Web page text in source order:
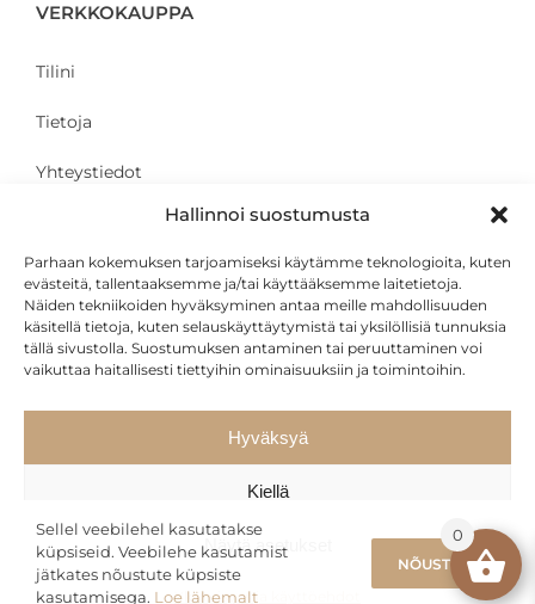
Hallinnoi suostumusta
Parhaan kokemuksen tarjoamiseksi käytämme teknologioita, kuten
evästeitä, tallentaaksemme ja/tai käyttääksemme laitetietoja.
Näiden tekniikoiden hyväksyminen antaa meille mahdollisuuden
käsitellä tietoja, kuten selauskäyttäytymistä tai yksilöllisiä tunnuksia
tällä sivustolla. Suostumuksen antaminen tai peruuttaminen voi
vaikuttaa haitallisesti tiettyihin ominaisuuksiin ja toimintoihin.
Hyväksyä
Kiellä
Näytä asetukset
Yksityisyys ja käyttöehdot
VERKKOKAUPPA
Tilini
Tietoja
Yhteystiedot
ASIAKKAALLE
Yksityisyys ja käyttöehdot
Kuljetus
Verkkosivuston ylläpitäjä:
0
Sellel veebilehel kasutatakse
küpsiseid. Veebilehe kasutamist
jätkates nõustute küpsiste
kasutamisega. Loe lähemalt
NÕUSTUN